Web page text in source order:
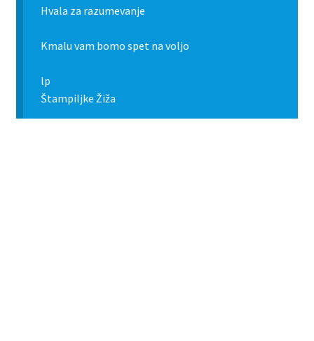
Hvala za razumevanje
Kmalu vam bomo spet na voljo
lp
Štampiljke Žiža